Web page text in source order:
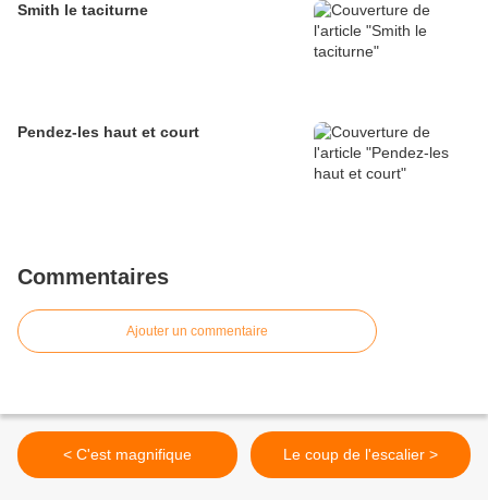
Smith le taciturne
Pendez-les haut et court
Commentaires
Ajouter un commentaire
< C'est magnifique Le coup de l'escalier >